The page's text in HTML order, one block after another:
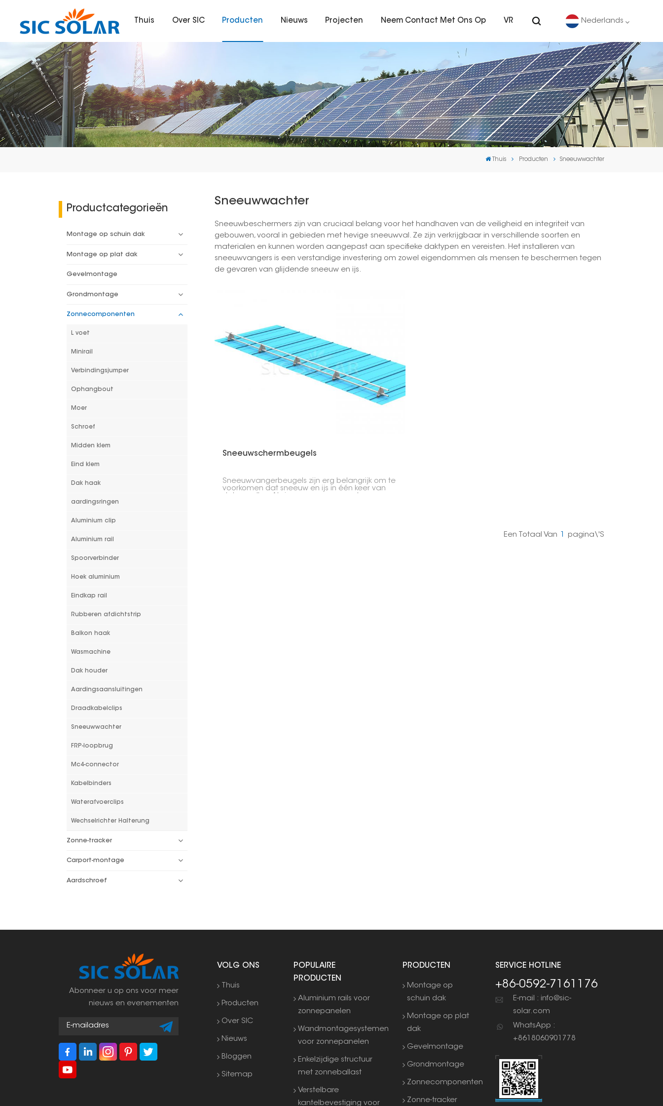
Thuis Over SIC Producten Nieuws Projecten Neem Contact Met Ons Op VR Nederlands
English
Deutsch
español
português
Thuis Producten Sneeuwwachter
Productcategorieën
Montage op schuin dak
Montage op plat dak
Gevelmontage
Grondmontage
Zonnecomponenten
L voet
Minirail
Verbindingsjumper
Ophangbout
Moer
Schroef
Midden klem
Eind klem
Dak haak
aardingsringen
Aluminium clip
Aluminium rail
Spoorverbinder
Hoek aluminium
Eindkap rail
Rubberen afdichtstrip
Balkon haak
Wasmachine
Dak houder
Aardingsaansluitingen
Draadkabelclips
Sneeuwwachter
FRP-loopbrug
Mc4-connector
Kabelbinders
Waterafvoerclips
Wechselrichter Halterung
Zonne-tracker
Carport-montage
Aardschroef
Sneeuwwachter
Sneeuwbeschermers zijn van cruciaal belang voor het handhaven van de veiligheid en integriteit van
gebouwen, vooral in gebieden met hevige sneeuwval. Ze zijn verkrijgbaar in verschillende soorten en
materialen en kunnen worden aangepast aan specifieke daktypen en vereisten. Het installeren van
sneeuwvangers is een verstandige investering om zowel eigendommen als mensen te beschermen tegen
de gevaren van glijdende sneeuw en ijs.
Sneeuwschermbeugels
Sneeuwvangerbeugels zijn erg belangrijk om te
voorkomen dat sneeuw en ijs in één keer van
Een Totaal Van Pagina\'s
Abonneer u op ons voor meer
nieuws en evenementen
VOLG ONS
Thuis
Producten
Over SIC
Nieuws
Bloggen
Sitemap
POPULAIRE
PRODUCTEN
Aluminium rails voor
zonnepanelen
Wandmontagesystemen
voor zonnepanelen
Enkelzijdige structuur
met zonneballast
Verstelbare
kantelbevestiging voor
PRODUCTEN
Montage op
schuin dak
Montage op plat
dak
Gevelmontage
Grondmontage
Zonnecomponenten
Zonne-tracker
SERVICE HOTLINE
+86-0592-7161176
E-mail : info@sic-
solar.com
WhatsApp :
+8618060901778